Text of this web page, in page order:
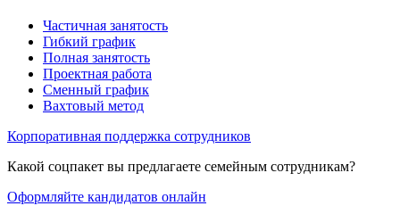
Частичная занятость
Гибкий график
Полная занятость
Проектная работа
Сменный график
Вахтовый метод
Корпоративная поддержка сотрудников
Какой соцпакет вы предлагаете семейным сотрудникам?
Оформляйте кандидатов онлайн